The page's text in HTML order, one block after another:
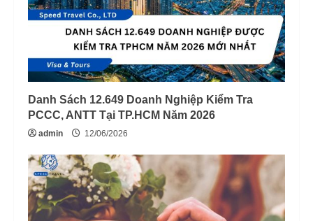
Danh Sách 12.649 Doanh Nghiệp Kiểm Tra
PCCC, ANTT Tại TP.HCM Năm 2026
admin 12/06/2026